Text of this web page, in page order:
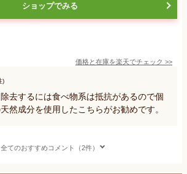
ショップでみる
価格と在庫を楽天でチェック >>
)
去するには食べ物系は抵抗があるので個
然成分を使用したこちらがお勧めです。
全てのおすすめコメント（2件）